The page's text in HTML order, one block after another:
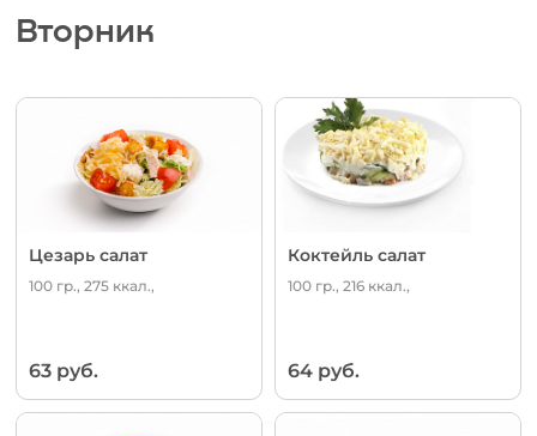
Вторник
Цезарь салат
100 гр., 275 ккал.,
63 руб.
Коктейль салат
100 гр., 216 ккал.,
64 руб.